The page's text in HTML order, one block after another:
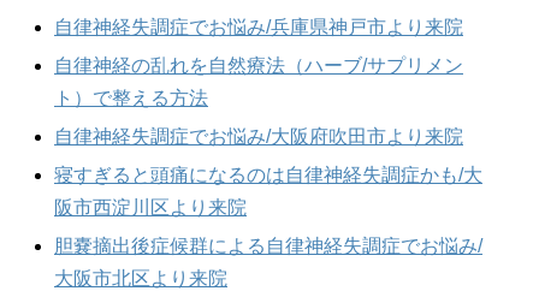
自律神経失調症でお悩み/兵庫県神戸市より来院
自律神経の乱れを自然療法（ハーブ/サプリメン
ト）で整える方法
自律神経失調症でお悩み/大阪府吹田市より来院
寝すぎると頭痛になるのは自律神経失調症かも/大
阪市西淀川区より来院
胆嚢摘出後症候群による自律神経失調症でお悩み/
大阪市北区より来院